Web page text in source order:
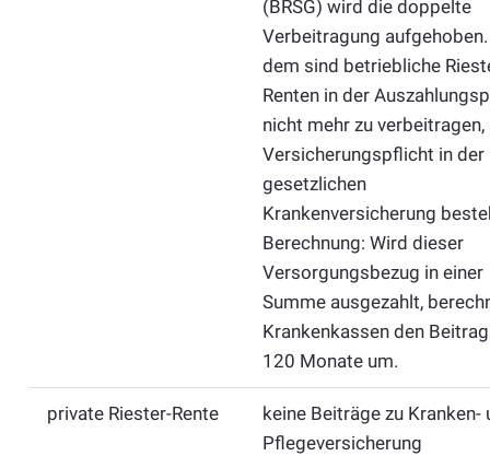
(BRSG) wird die doppelte
Verbeitragung
dem sind betriebliche
Renten in der
nicht mehr zu
Versicherungspflicht in der
gesetzlichen
Krankenversicherung
Berechnung: Wird dieser
Versorgungsbezug in einer
Summe ausgezahlt,
Krankenkassen den
120 Monate um.
private Riester-Rente
keine Beiträge zu Kranken-
Pflegeversicherung